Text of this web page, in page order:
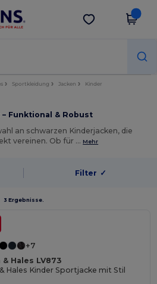
App!
App holen
Sportkleidung Jacken Kinder
Funktional & Robust
an schwarzen Kinderjacken, die
vereinen. Ob für … Mehr
Filter ✓
3 Ergebnisse.
+7
& Hales LV873
Hales Kinder Sportjacke mit Stil